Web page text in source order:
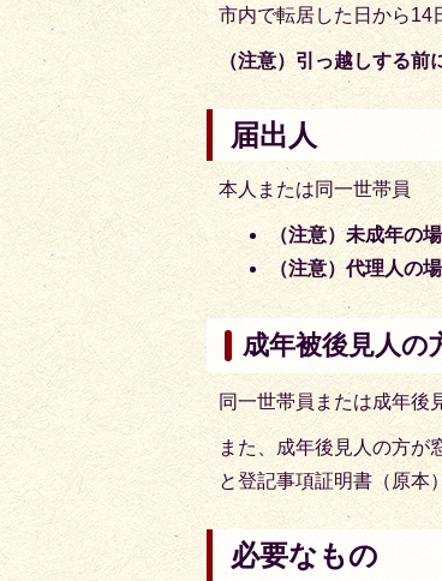
市内で転居した日から14
（注意）引っ越しする前
届出人
本人または同一世帯員
（注意）未成年の
（注意）代理人の
成年被後見人の
同一世帯員または成年後
また、成年後見人の方が
と登記事項証明書（原本
必要なもの